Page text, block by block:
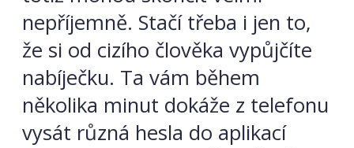
nepříjemně. Stačí třeba i jen to,
že si od cizího člověka vypůjčíte
nabíječku. Ta vám během
několika minut dokáže z telefonu
vysát různá hesla do aplikací